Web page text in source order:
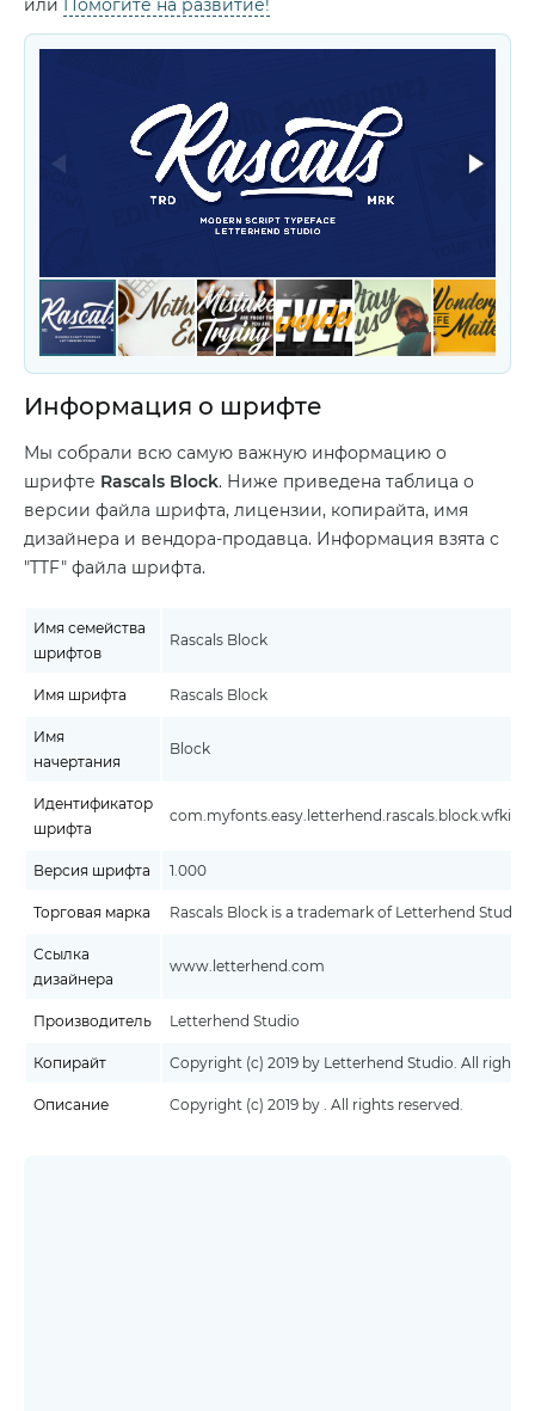
или Помогите на развитие!
Информация о шрифте
Мы собрали всю самую важную информацию о
шрифте Rascals Block. Ниже приведена таблица о
версии файла шрифта, лицензии, копирайта, имя
дизайнера и вендора-продавца. Информация взята с
"TTF" файла шрифта.
Имя семейства
шрифтов
Rascals Block
Имя шрифта Rascals Block
Имя
начертания
Block
Идентификатор
шрифта
Версия шрифта 1.000
Торговая марка Rascals Block is a trademark of Letterhend Studio.
Ссылка
дизайнера
www.letterhend.com
Производитель Letterhend Studio
Копирайт Copyright (c) 2019 by Letterhend Studio. All rights
Описание Copyright (c) 2019 by . All rights reserved.